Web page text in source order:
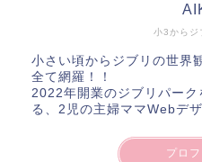
小3からジ
小さい頃からジブリの世界
全て網羅！！
2022年開業のジブリパー
る、2児の主婦ママWebデ
プロ